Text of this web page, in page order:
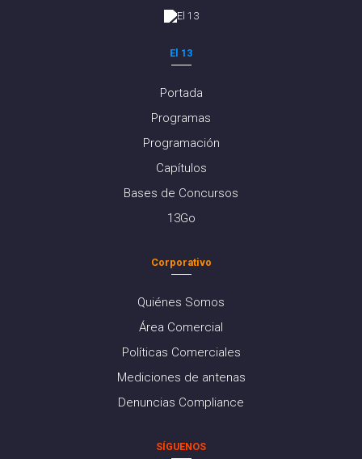
El 13
Portada
Programas
Programación
Capítulos
Bases de Concursos
13Go
Corporativo
Quiénes Somos
Área Comercial
Políticas Comerciales
Mediciones de antenas
Denuncias Compliance
SÍGUENOS